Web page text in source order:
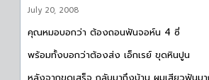
July 20, 2008
คุณหมอบอกว่า ต้องถอนฟันจอห์น 4 ซี่
พร้อมทั้งบอกว่าต้องส่ง เอ็กเรย์ ขุดหินปูน
หลังจากขุดเสร็จ กลับมาถึงบ้าน ผมเสียวฟันม